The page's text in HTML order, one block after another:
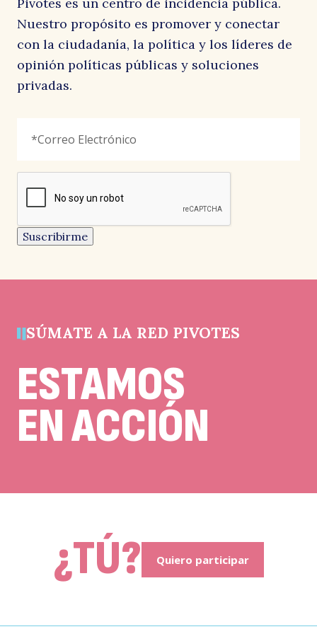
señala
campo
un
campo
de
debe
Electrónico *
reCAPTCHA
Suscribirme
Pivotes es un centro de incidencia pública.
Nuestro propósito es promover y conectar
con la ciudadanía, la política y los líderes de
opinión políticas públicas y soluciones
privadas.
SÚMATE A LA RED PIVOTES
ESTAMOS
EN ACCIÓN
¿TÚ? Quiero participar